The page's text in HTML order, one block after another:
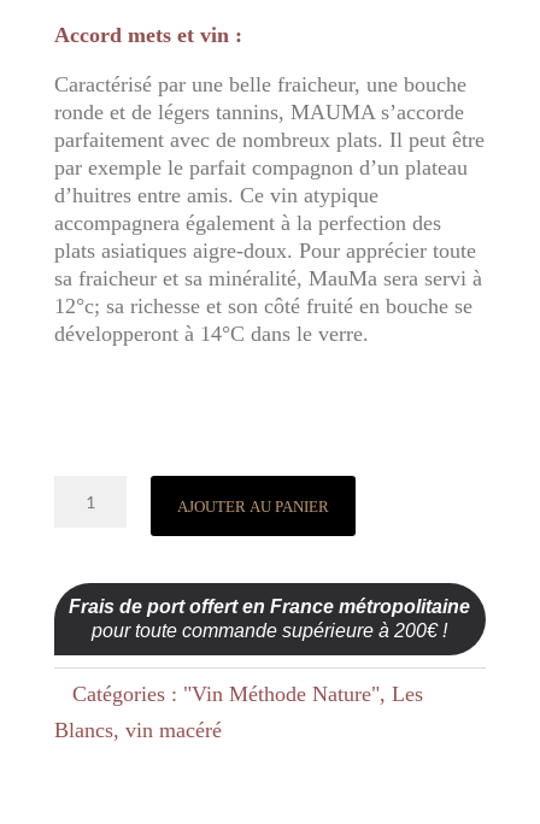
Accord mets et vin :
Caractérisé par une belle fraicheur, une bouche
ronde et de légers tannins, MAUMA s’accorde
parfaitement avec de nombreux plats. Il peut être
par exemple le parfait compagnon d’un plateau
d’huitres entre amis. Ce vin atypique
accompagnera également à la perfection des
plats asiatiques aigre-doux. Pour apprécier toute
sa fraicheur et sa minéralité, MauMa sera servi à
12°c; sa richesse et son côté fruité en bouche se
développeront à 14°C dans le verre.
quantité
2024
orange,
Méthode
AJOUTER AU PANIER
Frais de port offert en France métropolitaine
pour toute commande supérieure à 200€ !
Catégories : "Vin Méthode Nature", Les
Blancs, vin macéré